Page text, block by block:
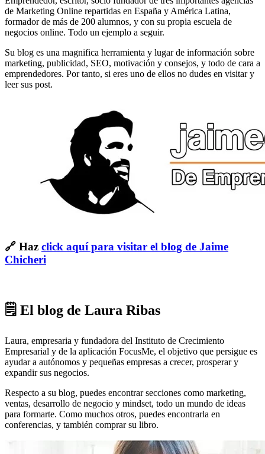
de Marketing Online repartidas en España y América Latina,
formador de más de 200 alumnos, y con su propia escuela de
negocios online. Todo un ejemplo a seguir.
Su blog es una magnifica herramienta y lugar de información sobre
marketing, publicidad, SEO, motivación y consejos, y todo de cara a
emprendedores. Por tanto, si eres uno de ellos no dudes en visitar y
leer sus post.
🔗 Haz click aquí para visitar el blog de Jaime
Chicheri
🗒 El blog de Laura Ribas
Laura, empresaria y fundadora del Instituto de Crecimiento
Empresarial y de la aplicación FocusMe, el objetivo que persigue es
ayudar a autónomos y pequeñas empresas a crecer, prosperar y
expandir sus negocios.
Respecto a su blog, puedes encontrar secciones como marketing,
ventas, desarrollo de negocio y mindset, todo un mundo de ideas
para formarte. Como muchos otros, puedes encontrarla en
conferencias, y también comprar su libro.